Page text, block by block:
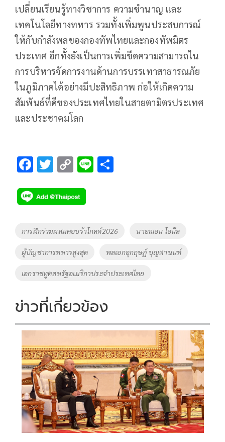
เปลี่ยนเรียนรู้ทางวิชาการ ความชำนาญ และ
เทคโนโลยีทางทหาร รวมทั้งเพิ่มพูนประสบการณ์
ให้กับกำลังพลของกองทัพไทยและกองทัพมิตร
ประเทศ อีกทั้งยังเป็นการเพิ่มขีดความสามารถใน
การบริหารจัดการงานด้านการบรรเทาสาธารณภัย
ในภูมิภาคได้อย่างมีปะสิทธิภาพ ก่อให้เกิดความ
สัมพันธ์ที่ดีของประเทศไทยในสายตามิตรประเทศ
และประชาคมโลก
F
e
b
o
k
T
tt
er
C
p
y
Li
k
Li
Tags
การฝึกร่วมผสมคอบร้าโกลด์2026 นายฌอน โอนีล
ผู้บัญชาการทหารสูงสุด พลเอกอุกฤษฏ์ บุญตานนท์
เอกราชทูตสหรัฐอเมริกาประจำประเทศไทย
ข่าวที่เกี่ยวข้อง